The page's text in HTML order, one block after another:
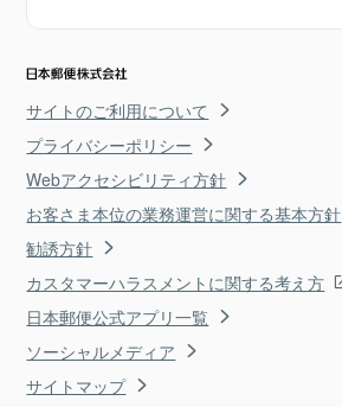
サイトのご利用について
プライバシーポリシー
Webアクセシビリティ方針
お客さま本位の業務運営に関する基本方針
勧誘方針
カスタマーハラスメントに関する考え方
日本郵便公式アプリ一覧
ソーシャルメディア
サイトマップ